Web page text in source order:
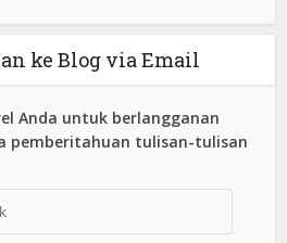
ke Blog via Email
Anda untuk berlangganan
pemberitahuan tulisan-tulisan